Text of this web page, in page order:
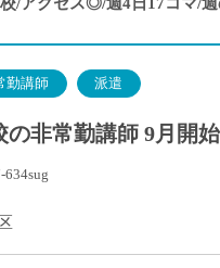
勤講師 派遣
の非常勤講師 9月開始
634sug